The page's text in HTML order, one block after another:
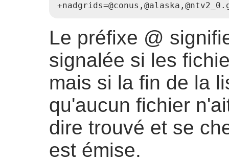
Le préfixe @
signalée si les
mais si la fin de la
qu'aucun fichier
dire trouvé et se
est émise.